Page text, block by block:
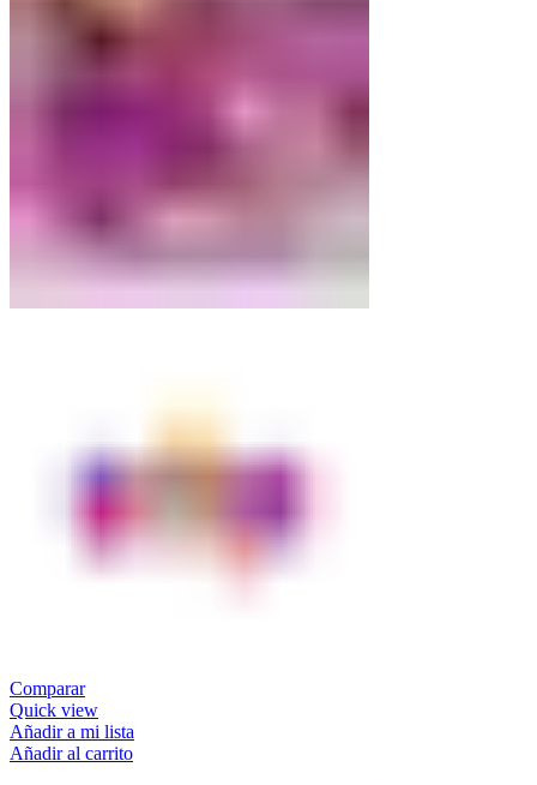
Comparar
Quick view
Añadir a mi lista
Añadir al carrito